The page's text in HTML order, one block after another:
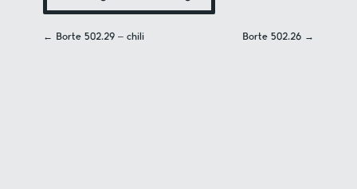
← Borte 502.29 – chili Borte 502.26 →